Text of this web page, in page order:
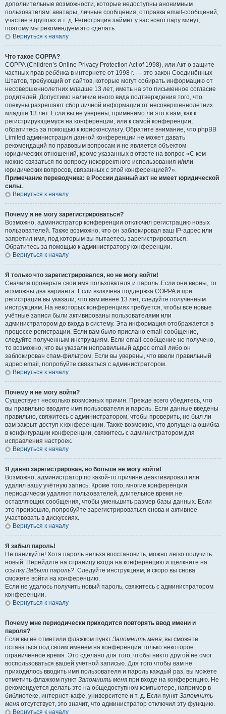
дополнительные возможности, которые недоступны анонимным
пользователям: аватары, личные сообщения, отправка email-сообщений,
участие в группах и т. д. Регистрация займёт у вас всего пару минут,
поэтому мы рекомендуем это сделать.
Вернуться к началу
Что такое COPPA?
COPPA (Children’s Online Privacy Protection Act of 1998), или Акт о защите
частных прав ребёнка в интернете от 1998 г. — это закон Соединённых
Штатов, требующий от сайтов, которые могут собирать информацию от
несовершеннолетних младше 13 лет, иметь на это письменное согласие
родителей. Допустимо наличие иного вида подтверждения того, что
опекуны разрешают сбор личной информации от несовершеннолетних
младше 13 лет. Если вы не уверены, применимо ли это к вам, как к
регистрирующемуся на конференции, или к самой конференции,
обратитесь за помощью к юрисконсульту. Обратите внимание, что phpBB
Limited администрация данной конференции не может давать
рекомендаций по правовым вопросам и не является объектом
юридических отношений, кроме указанных в ответе на вопрос «С кем
можно связаться по вопросу некорректного использования и/или
юридических вопросов, связанных с этой конференцией?».
Примечание переводчика: в России данный акт не имеет юридической
силы.
Вернуться к началу
Почему я не могу зарегистрироваться?
Возможно, администратор конференции отключил регистрацию новых
пользователей. Также возможно, что он заблокировал ваш IP-адрес или
запретил имя, под которым вы пытаетесь зарегистрироваться.
Обратитесь за помощью к администратору конференции.
Вернуться к началу
Я только что зарегистрировался, но не могу войти!
Сначала проверьте свои имя пользователя и пароль. Если они верны, то
возможны два варианта. Если включена поддержка COPPA и при
регистрации вы указали, что вам менее 13 лет, следуйте полученным
инструкциям. На некоторых конференциях требуется, чтобы все новые
учётные записи были активированы пользователями или
администратором до входа в систему. Эта информация отображается в
процессе регистрации. Если вам было прислано email-сообщение,
следуйте полученным инструкциям. Если email-сообщение не получено,
то возможно, что вы указали неправильный адрес email либо он
заблокирован спам-фильтром. Если вы уверены, что ввели правильный
адрес email, попробуйте связаться с администратором.
Вернуться к началу
Почему я не могу войти?
Существует несколько возможных причин. Прежде всего убедитесь, что
вы правильно вводите имя пользователя и пароль. Если данные введены
правильно, свяжитесь с администратором, чтобы проверить, не был ли
вам закрыт доступ к конференции. Также возможно, что допущена ошибка
в конфигурации конференции, свяжитесь с администратором для
исправления настроек.
Вернуться к началу
Я давно зарегистрирован, но больше не могу войти!
Возможно, администратор по какой-то причине деактивировал или
удалил вашу учётную запись. Кроме того, многие конференции
периодически удаляют пользователей, длительное время не
оставляющих сообщения, чтобы уменьшить размер базы данных. Если
это произошло, попробуйте зарегистрироваться снова и активнее
участвовать в дискуссиях.
Вернуться к началу
Я забыл пароль!
Не паникуйте! Хотя пароль нельзя восстановить, можно легко получить
новый. Перейдите на страницу входа на конференцию и щёлкните на
ссылку Забыли пароль?. Следуйте инструкциям, и скоро вы снова
сможете войти на конференцию.
Если не удалось получить новый пароль, свяжитесь с администратором
конференции.
Вернуться к началу
Почему мне периодически приходится повторять ввод имени и
пароля?
Если вы не отметили флажком пункт Запомнить меня, вы сможете
оставаться под своим именем на конференции только некоторое
ограниченное время. Это сделано для того, чтобы никто другой не смог
воспользоваться вашей учётной записью. Для того чтобы вам не
приходилось вводить имя пользователя и пароль каждый раз, вы можете
отметить флажком пункт Запомнить меня при входе на конференцию. Не
рекомендуется делать это на общедоступном компьютере, например в
библиотеке, интернет-кафе, университете и т. д. Если пункт Запомнить
меня отсутствует, это значит, что администратор отключил эту функцию.
Вернуться к началу